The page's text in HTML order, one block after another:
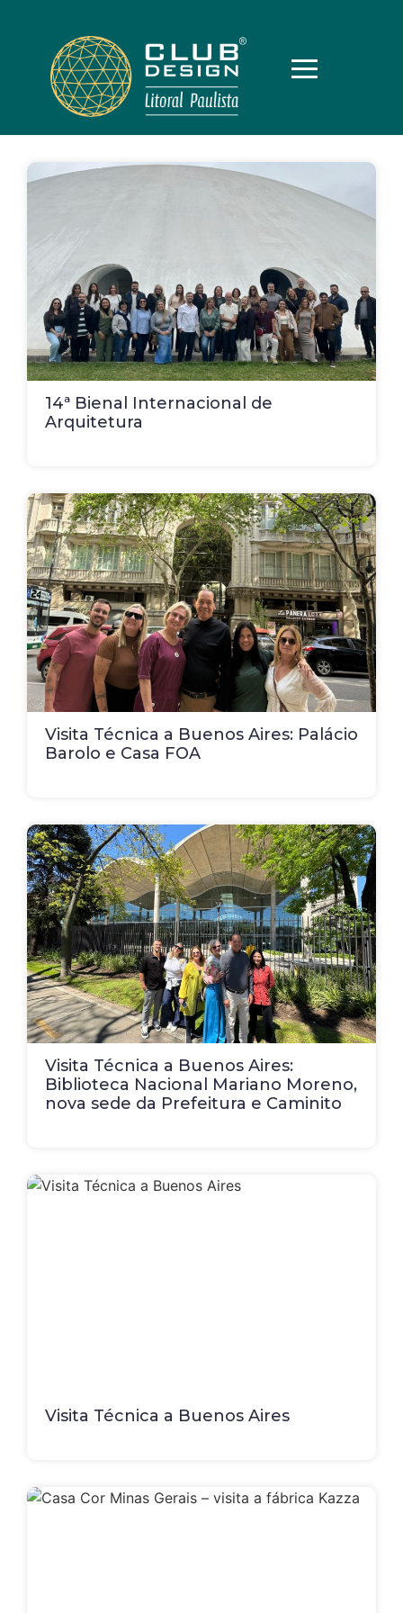
14ª Bienal Internacional de
Arquitetura
Visita Técnica a Buenos Aires: Palácio
Barolo e Casa FOA
Visita Técnica a Buenos Aires:
Biblioteca Nacional Mariano Moreno,
nova sede da Prefeitura e Caminito
Visita Técnica a Buenos Aires